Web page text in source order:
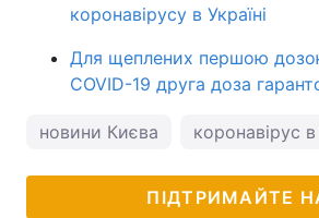
коронавірусу в Україні
Для щеплених першою
COVID-19 друга доза
новини Києва коронавірус в
ПІДТРИМАЙТЕ